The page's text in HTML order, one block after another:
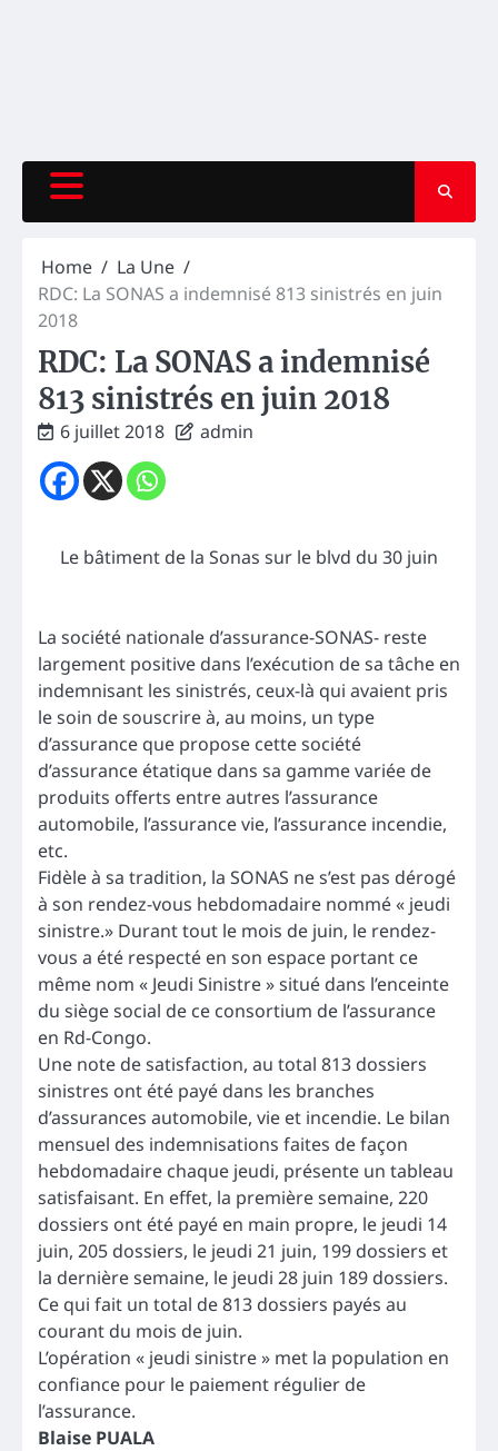
Home
La Une
RDC: La SONAS a indemnisé 813 sinistrés en juin
2018
RDC: La SONAS a indemnisé
813 sinistrés en juin 2018
6 juillet 2018 admin
Le bâtiment de la Sonas sur le blvd du 30 juin
La société nationale d’assurance-SONAS- reste
largement positive dans l’exécution de sa tâche en
indemnisant les sinistrés, ceux-là qui avaient pris
le soin de souscrire à, au moins, un type
d’assurance que propose cette société
d’assurance étatique dans sa gamme variée de
produits offerts entre autres l’assurance
automobile, l’assurance vie, l’assurance incendie,
etc.
Fidèle à sa tradition, la SONAS ne s’est pas dérogé
à son rendez-vous hebdomadaire nommé « jeudi
sinistre.» Durant tout le mois de juin, le rendez-
vous a été respecté en son espace portant ce
même nom « Jeudi Sinistre » situé dans l’enceinte
du siège social de ce consortium de l’assurance
en Rd-Congo.
Une note de satisfaction, au total 813 dossiers
sinistres ont été payé dans les branches
d’assurances automobile, vie et incendie. Le bilan
mensuel des indemnisations faites de façon
hebdomadaire chaque jeudi, présente un tableau
satisfaisant. En effet, la première semaine, 220
dossiers ont été payé en main propre, le jeudi 14
juin, 205 dossiers, le jeudi 21 juin, 199 dossiers et
la dernière semaine, le jeudi 28 juin 189 dossiers.
Ce qui fait un total de 813 dossiers payés au
courant du mois de juin.
L’opération « jeudi sinistre » met la population en
confiance pour le paiement régulier de
l’assurance.
Blaise PUALA